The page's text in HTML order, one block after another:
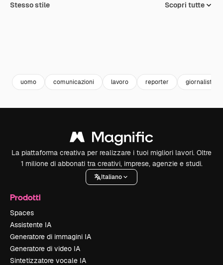
Stesso stile Scopri tutte
uomo comunicazioni lavoro reporter giornalista
La piattaforma creativa per realizzare i tuoi migliori lavori. Oltre
1 milione di abbonati tra creativi, imprese, agenzie e studi.
Italiano
Prodotti
Spaces
Assistente IA
Generatore di immagini IA
Generatore di video IA
Sintetizzatore vocale IA